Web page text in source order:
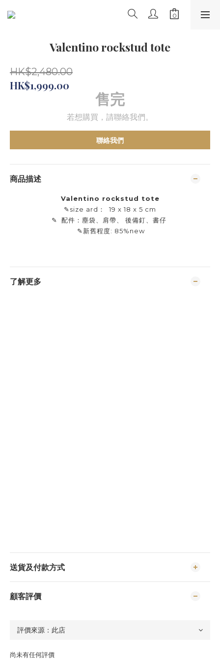
Valentino rockstud tote
HK$2,480.00
HK$1,999.00
售完
若想購買，請聯絡我們。
聯絡我們
商品描述
Valentino rockstud tote
✎size ard：
19 x 18 x 5 cm
✎ 配件：塵袋、肩帶、 後備釘、書仔
✎新舊程度: 85%new
了解更多
送貨及付款方式
顧客評價
尚未有任何評價